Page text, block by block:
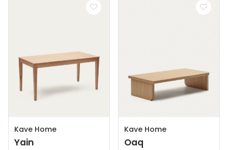
Kave Home
Yain
Kave Home
Oaq